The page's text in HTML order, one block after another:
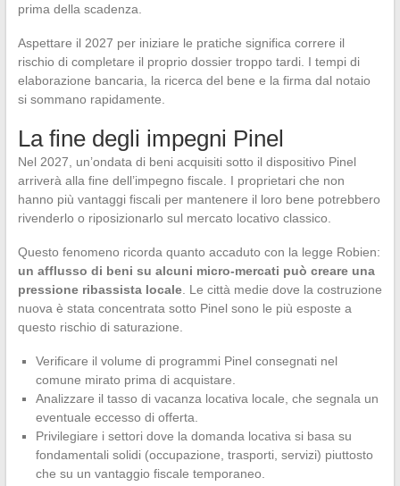
prima della scadenza.
Aspettare il 2027 per iniziare le pratiche significa correre il
rischio di completare il proprio dossier troppo tardi. I tempi di
elaborazione bancaria, la ricerca del bene e la firma dal notaio
si sommano rapidamente.
La fine degli impegni Pinel
Nel 2027, un’ondata di beni acquisiti sotto il dispositivo Pinel
arriverà alla fine dell’impegno fiscale. I proprietari che non
hanno più vantaggi fiscali per mantenere il loro bene potrebbero
rivenderlo o riposizionarlo sul mercato locativo classico.
Questo fenomeno ricorda quanto accaduto con la legge Robien:
un afflusso di beni su alcuni micro-mercati può creare una
pressione ribassista locale. Le città medie dove la costruzione
nuova è stata concentrata sotto Pinel sono le più esposte a
questo rischio di saturazione.
Verificare il volume di programmi Pinel consegnati nel
comune mirato prima di acquistare.
Analizzare il tasso di vacanza locativa locale, che segnala un
eventuale eccesso di offerta.
Privilegiare i settori dove la domanda locativa si basa su
fondamentali solidi (occupazione, trasporti, servizi) piuttosto
che su un vantaggio fiscale temporaneo.